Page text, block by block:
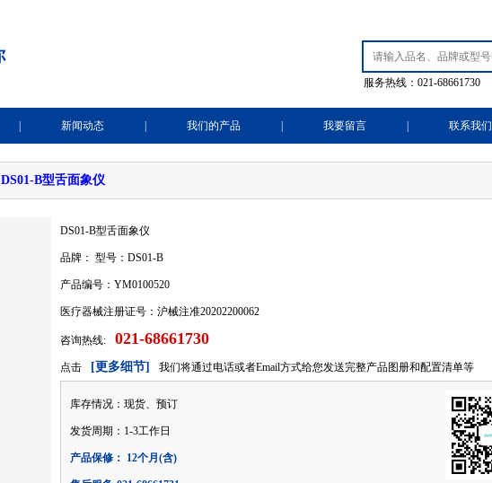
服务热线：021-68661730
新闻动态 我们的产品 我要留言 联系我们
DS01-B型舌面象仪
DS01-B型舌面象仪
品牌： 型号：DS01-B
产品编号：YM0100520
医疗器械注册证号：沪械注准20202200062
咨询热线: 021-68661730
点击 [更多细节] 我们将通过电话或者Email方式给您发送完整产品图册和配置清单等
库存情况：现货、预订
发货周期：1-3工作日
产品保修： 12个月(含)